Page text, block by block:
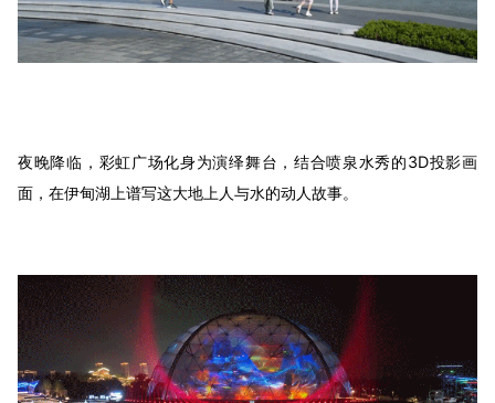
夜晚降临，彩虹广场化身为演绎舞台，结合喷泉水秀的3D投影画
面，在伊甸湖上谱写这大地上人与水的动人故事。